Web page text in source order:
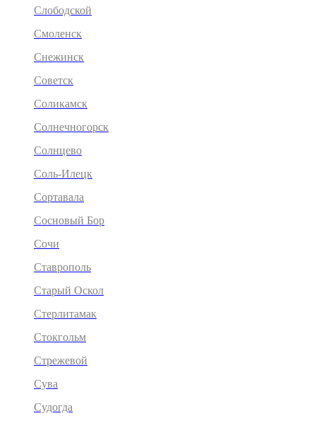
Слободской
Смоленск
Снежинск
Советск
Соликамск
Солнечногорск
Солнцево
Соль-Илецк
Сортавала
Сосновый Бор
Сочи
Ставрополь
Старый Оскол
Стерлитамак
Стокгольм
Стрежевой
Сува
Судогда